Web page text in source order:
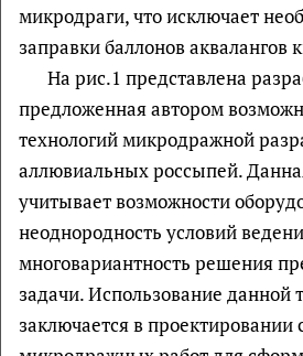
микродраги, что исключает
заправки баллонов аквалангов
На рис.1 представлена
предложенная автором
технологий микродражной
аллювиальных россыпей.
учитывает возможности
неоднородность условий
многовариантность решения
задачи. Использование данной
заключается в проектировании